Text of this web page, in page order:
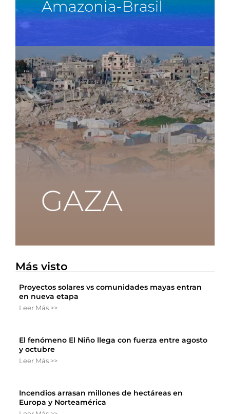
Más visto
Proyectos solares vs comunidades mayas entran
en nueva etapa
Leer Más >>
El fenómeno El Niño llega con fuerza entre agosto
y octubre
Leer Más >>
Incendios arrasan millones de hectáreas en
Europa y Norteamérica